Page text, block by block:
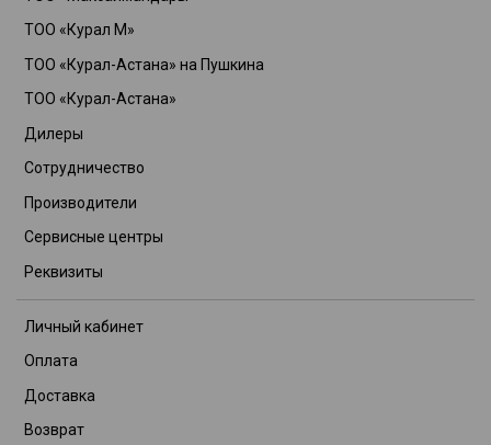
ТОО «Курал М»
ТОО «Курал-Астана» на Пушкина
ТОО «Курал-Астана»
Дилеры
Сотрудничество
Производители
Сервисные центры
Реквизиты
Личный кабинет
Оплата
Доставка
Возврат